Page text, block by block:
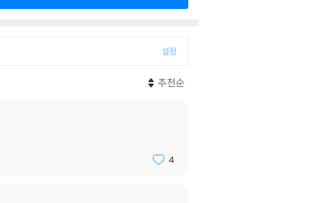
설정
추천순
4